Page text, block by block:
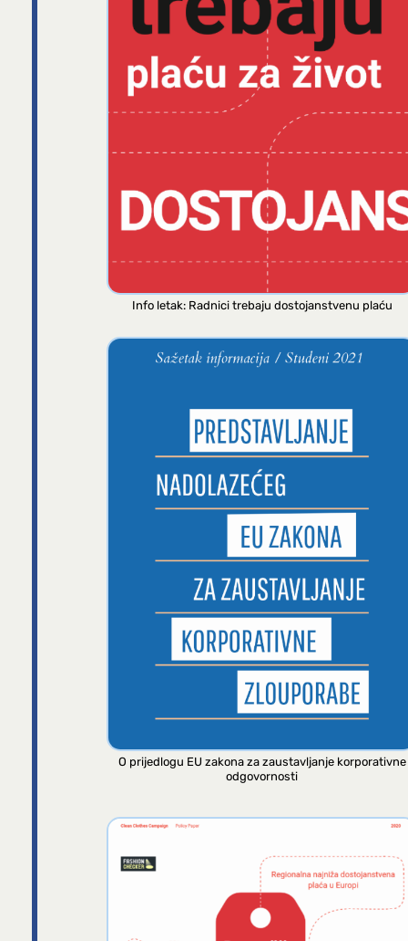
Info letak: Radnici trebaju dostojanstvenu plaću
O prijedlogu EU zakona za zaustavljanje korporativne
odgovornosti